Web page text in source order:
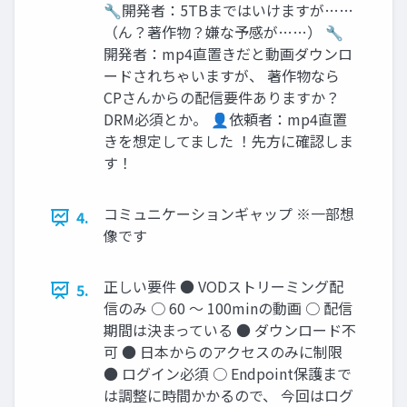
🔧開発者：5TBまではいけますが……
（ん？著作物？嫌な予感が……） 🔧
開発者：mp4直置きだと動画ダウンロ
ードされちゃいますが、 著作物なら
CPさんからの配信要件ありますか？
DRM必須とか。 👤依頼者：mp4直置
きを想定してました ！先方に確認しま
す！
4.
コミュニケーションギャップ ※一部想
像です
5.
正しい要件 ● VODストリーミング配
信のみ ○ 60 〜 100minの動画 ○ 配信
期間は決まっている ● ダウンロード不
可 ● 日本からのアクセスのみに制限
● ログイン必須 ○ Endpoint保護まで
は調整に時間かかるので、 今回はログ